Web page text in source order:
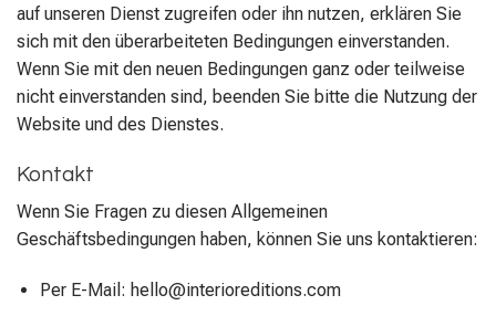
auf unseren Dienst zugreifen oder ihn nutzen, erklären Sie
sich mit den überarbeiteten Bedingungen einverstanden.
Wenn Sie mit den neuen Bedingungen ganz oder teilweise
nicht einverstanden sind, beenden Sie bitte die Nutzung der
Website und des Dienstes.
Kontakt
Wenn Sie Fragen zu diesen Allgemeinen
Geschäftsbedingungen haben, können Sie uns kontaktieren:
Per E-Mail: hello@interioreditions.com